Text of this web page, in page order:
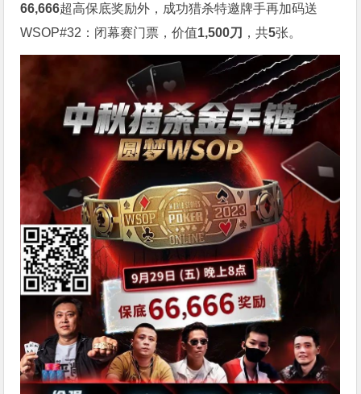
66,666超高保底奖励外，成功猎杀特邀牌手再加码送
WSOP#32：闭幕赛门票，价值1,500刀 ，共5张。